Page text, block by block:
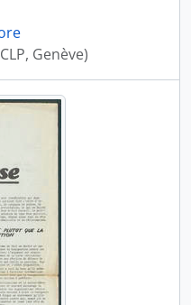
Genève)